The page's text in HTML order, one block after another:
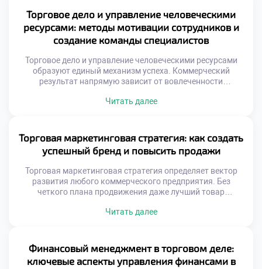
и импортные операции требуют особых компетенций и
знаний. Образование формирует понимание мировых
торговых потоков и правил. Студенты осваивают
механизмы […]
Торговое дело и управление человеческими
ресурсами: методы мотивации сотрудников и
создание команды специалистов
Торговое дело и управление человеческими ресурсами
образуют единый механизм успеха. Коммерческий
результат напрямую зависит от вовлеченности
торговой организации. Эффективная команда создается
климат определяет качество обслуживания клиентов.
Подготовка управленцев требует специальных знаний в
области HR. Студенты осваивают […]
Читать далее
Торговая маркетинговая стратегия: как создать
успешный бренд и повысить продажи
Торговая маркетинговая стратегия определяет вектор
развития любого коммерческого предприятия. Без
четкого плана продвижения даже лучший товар
через системную работу с восприятием аудитории. Рост
необходимо каждому специалисту в сфере торговли.
Современный рынок перенасыщен предложениями и
информационным шумом. Потребитель выбирает не
Читать далее
Финансовый менеджмент в торговом деле:
ключевые аспекты управления финансами в